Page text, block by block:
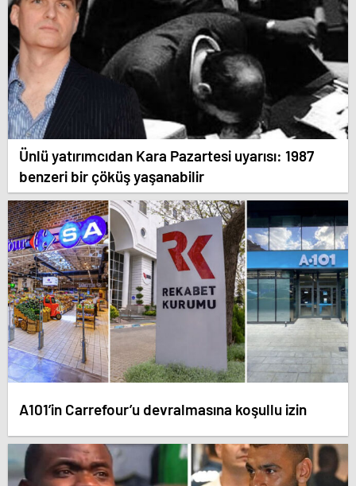
Ünlü yatırımcıdan Kara Pazartesi uyarısı: 1987
benzeri bir çöküş yaşanabilir
A101’in Carrefour’u devralmasına koşullu izin